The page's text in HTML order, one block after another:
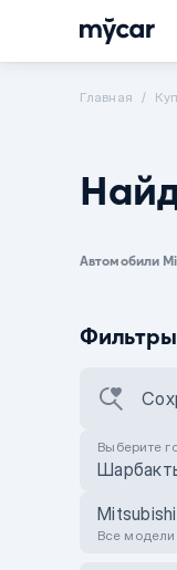
Главная
Автомобили
Фильтры
Выберите
Mitsubishi
Все модели